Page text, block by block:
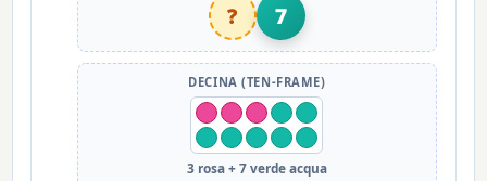
? 7
DECINA (TEN-FRAME)
3 rosa + 7 verde acqua